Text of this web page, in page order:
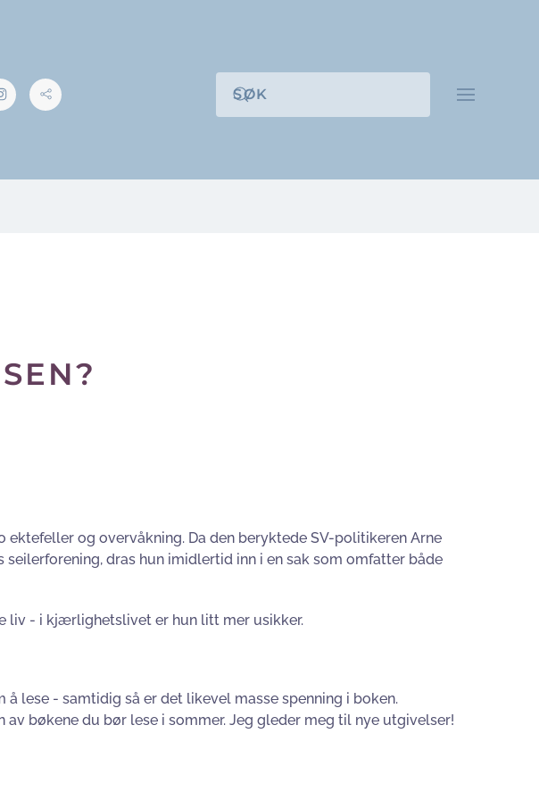
og overvåkning. Da den beryktede SV-politikeren Arne
dras hun imidlertid inn i en sak som omfatter både
liv - i kjærlighetslivet er hun litt mer usikker.
lese - samtidig så er det likevel masse spenning i boken.
bøkene du bør lese i sommer. Jeg gleder meg til nye utgivelser!